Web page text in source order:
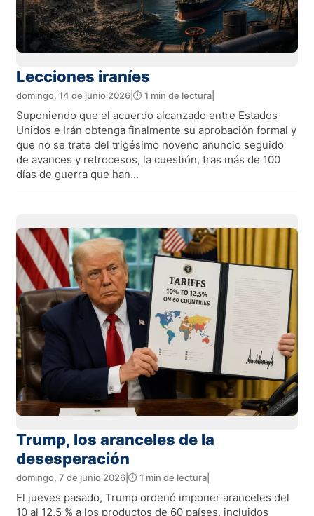
Lecciones iraníes
domingo, 14 de junio 2026 ⏱️ 1 min de lectura
Suponiendo que el acuerdo alcanzado entre Estados
Unidos e Irán obtenga finalmente su aprobación formal y
que no se trate del trigésimo noveno anuncio seguido
de avances y retrocesos, la cuestión, tras más de 100
días de guerra que han...
Trump, los aranceles de la
desesperación
domingo, 7 de junio 2026 ⏱️ 1 min de lectura
El jueves pasado, Trump ordenó imponer aranceles del
10 al 12,5 % a los productos de 60 países, incluidos